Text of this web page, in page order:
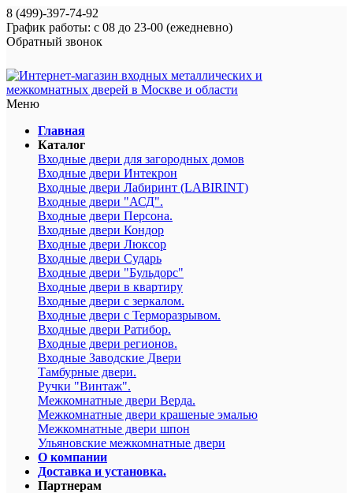
8 (499)-397-74-92
График работы: с 08 до 23-00 (ежедневно)
Обратный звонок
Меню
Главная
Каталог
Входные двери для загородных домов
Входные двери Интекрон
Входные двери Лабиринт (LABIRINT)
Входные двери "АСД".
Входные двери Персона.
Входные двери Кондор
Входные двери Люксор
Входные двери Сударь
Входные двери "Бульдорс"
Входные двери в квартиру
Входные двери с зеркалом.
Входные двери с Терморазрывом.
Входные двери Ратибор.
Входные двери регионов.
Входные Заводские Двери
Тамбурные двери.
Ручки "Винтаж".
Межкомнатные двери Верда.
Межкомнатные двери крашеные эмалью
Межкомнатные двери шпон
Ульяновские межкомнатные двери
О компании
Доставка и установка.
Партнерам